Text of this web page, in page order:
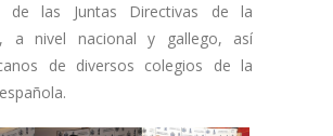
de las Juntas Directivas de la
a nivel nacional y gallego, así
de diversos colegios de la